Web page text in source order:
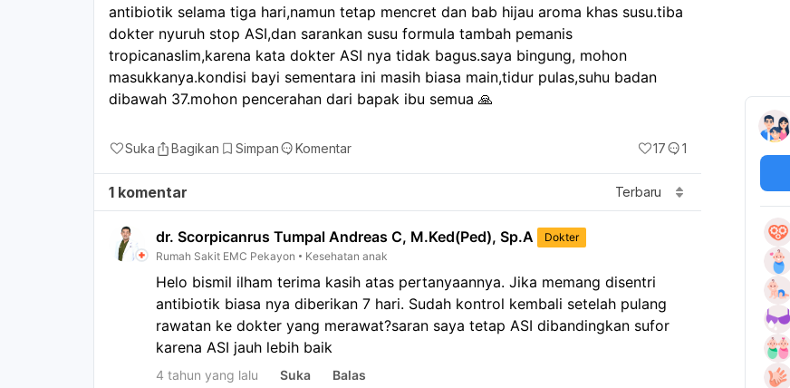
antibiotik selama tiga hari,namun tetap mencret dan bab hijau aroma khas susu.tiba
dokter nyuruh stop ASI,dan sarankan susu formula tambah pemanis
tropicanaslim,karena kata dokter ASI nya tidak bagus.saya bingung, mohon
masukkanya.kondisi bayi sementara ini masih biasa main,tidur pulas,suhu badan
dibawah 37.mohon pencerahan dari bapak ibu semua 🙏
Suka Bagikan Simpan Komentar 17 1
1 komentar Terbaru
dr. Scorpicanrus Tumpal Andreas C, M.Ked(Ped), Sp.A
Dokter
Rumah Sakit EMC Pekayon
Kesehatan anak
Helo bismil ilham terima kasih atas pertanyaannya. Jika memang disentri
antibiotik biasa nya diberikan 7 hari. Sudah kontrol kembali setelah pulang
rawatan ke dokter yang merawat?saran saya tetap ASI dibandingkan sufor
karena ASI jauh lebih baik
4 tahun yang lalu Suka Balas